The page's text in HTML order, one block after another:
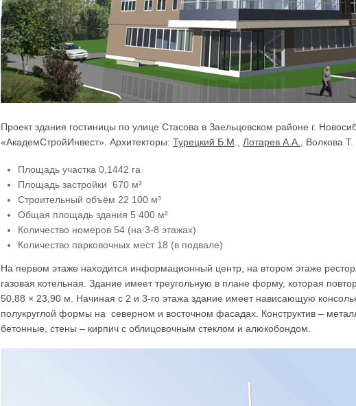
Проект здания гостиницы по улице Стасова в Заельцовском районе г.
«АкадемСтройИнвест». Архитекторы:Турецкий Б.М Лотарев А.А. , Волкова Т.
Площадь участка 0,1442 га
Площадь застройки 670 м²
Строительный объём 22 100 м³
Общая площадь здания 5 400 м²
Количество номеров 54 (на 3-8 этажах)
Количество парковочных мест 18 (в подвале)
На первом этаже находится информационный центр, на втором этаже
газовая котельная. Здание имеет треугольную в плане форму, которая
50,88 × 23,90 м. Начиная с 2 и 3-го этажа здание имеет нависающую
полукруглой формы на северном и восточном фасадах. Конструктив –
бетонные, стены – кирпич с облицовочным стеклом и алюкобондом.